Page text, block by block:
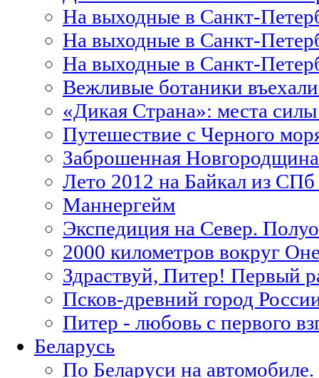
На выходные в Санкт-
На выходные в Санкт-
На выходные в Санкт-
Bежливые ботаники
«Дикая Страна»: места
Путешествие с Черного
Заброшенная Новгородщина
Лето 2012 на Байкал из СПб
Маннергейм
Экспедиция на Север.
2000 километров вокруг
Здраствуй, Питер! Первый
Псков-древний город
Питер - любовь с первого
Беларусь
По Беларуси на